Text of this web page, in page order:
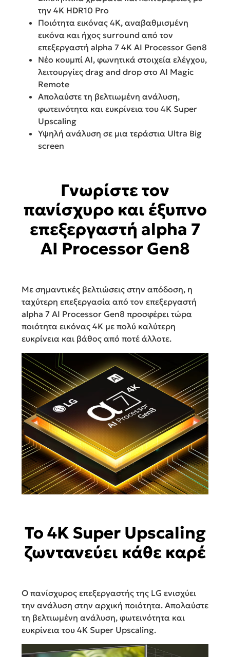
την 4K HDR10 Pro
Ποιότητα εικόνας 4K, αναβαθμισμένη
εικόνα και ήχος surround από τον
επεξεργαστή alpha 7 4K AI Processor Gen8
Νέο κουμπί ΑΙ, φωνητικά στοιχεία ελέγχου,
λειτουργίες drag and drop στο AI Magic
Remote
Απολαύστε τη βελτιωμένη ανάλυση,
φωτεινότητα και ευκρίνεια του 4K Super
Upscaling
Υψηλή ανάλυση σε μια τεράστια Ultra Big
screen
Γνωρίστε τον
πανίσχυρο και έξυπνο
επεξεργαστή alpha 7
AI Processor Gen8
Με σημαντικές βελτιώσεις στην απόδοση, η
ταχύτερη επεξεργασία από τον επεξεργαστή
alpha 7 AI Processor Gen8 προσφέρει τώρα
ποιότητα εικόνας 4K με πολύ καλύτερη
ευκρίνεια και βάθος από ποτέ άλλοτε.
Το 4K Super Upscaling
ζωντανεύει κάθε καρέ
Ο πανίσχυρος επεξεργαστής της LG ενισχύει
την ανάλυση στην αρχική ποιότητα. Απολαύστε
τη βελτιωμένη ανάλυση, φωτεινότητα και
ευκρίνεια του 4K Super Upscaling.